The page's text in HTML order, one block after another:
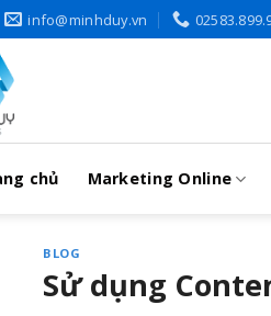
info@minhduy.vn
chủ Marketing Online
BLOG
Sử dụng